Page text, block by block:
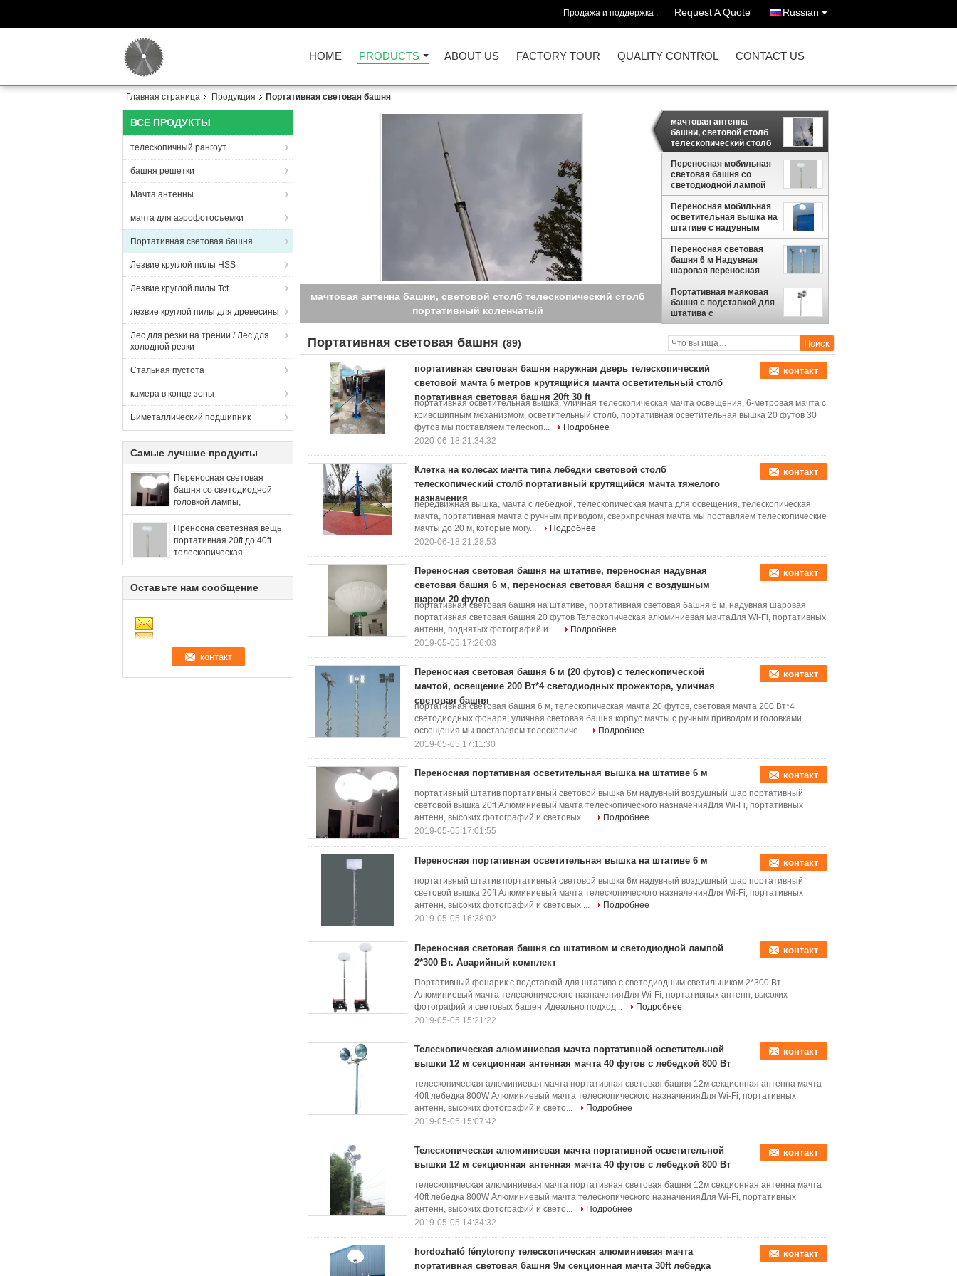
Продажа и поддержка : Request A Quote Russian
HOME PRODUCTS ABOUT US FACTORY TOUR QUALITY CONTROL CONTACT US
Главная страница Продукция Портативная световая башня
ВСЕ ПРОДУКТЫ
телескопичный рангоут
башня решетки
Мачта антенны
мачта для аэрофотосъемки
Портативная световая башня
Лезвие круглой пилы HSS
Лезвие круглой пилы Tct
лезвие круглой пилы для древесины
Лес для резки на трении / Лес для
холодной резки
Стальная пустота
камера в конце зоны
Биметаллический подшипник
Самые лучшие продукты
Переносная световая
башня со светодиодной
головкой лампы,
портативная световая
башня, осветительная
лебедка, высота подъема
6 метров, портативная
световая башня
Преносна светезная вещь
портативная 20ft до 40ft
телескопическая
алюминиевая мачта
световая башня 6m
мобильный штатив мачты
лебедки до 800W
Оставьте нам сообщение
Переносная мобильная световая башня со светодиодной лампой
2*300 Вт Аварийное электрическое мобильное солнечное освещение
мачтовая антенна
башни, световой столб
телескопический столб
портативный
коленчатый
Переносная мобильная
световая башня со
светодиодной лампой
2*300 Вт Аварийное
электрическое
мобильное солнечное
освещение 24 В
Переносная мобильная
осветительная вышка на
штативе с надувным
баллоном 6 м
Переносная световая
башня 6 м Надувная
шаровая переносная
световая башня 20
футов, установленная
на штативе
Портативная маяковая
башня с подставкой для
штатива с
светодиодным
светильником 2*300 Вт.
Портативная световая башня (89)
портативная световая башня наружная дверь телескопический
световой мачта 6 метров крутящийся мачта осветительный столб
портативная световая башня 20ft 30 ft
контакт
портативная осветительная вышка, уличная телескопическая мачта освещения, 6-метровая мачта с
кривошипным механизмом, осветительный столб, портативная осветительная вышка 20 футов 30
футов мы поставляем телескоп...
Подробнее
2020-06-18 21:34:32
Клетка на колесах мачта типа лебедки световой столб
телескопический столб портативный крутящийся мачта тяжелого
назначения
контакт
передвижная вышка, мачта с лебедкой, телескопическая мачта для освещения, телескопическая
мачта, портативная мачта с ручным приводом, сверхпрочная мачта мы поставляем телескопические
мачты до 20 м, которые могу...
Подробнее
2020-06-18 21:28:53
Переносная световая башня на штативе, переносная надувная
световая башня 6 м, переносная световая башня с воздушным
шаром 20 футов
контакт
портативная световая башня на штативе, портативная световая башня 6 м, надувная шаровая
портативная световая башня 20 футов Телескопическая алюминиевая мачтаДля Wi-Fi, портативных
антенн, поднятых фотографий и ...
Подробнее
2019-05-05 17:26:03
Переносная световая башня 6 м (20 футов) с телескопической
мачтой, освещение 200 Вт*4 светодиодных прожектора, уличная
световая башня
контакт
портативная световая башня 6 м, телескопическая мачта 20 футов, световая мачта 200 Вт*4
светодиодных фонаря, уличная световая башня корпус мачты с ручным приводом и головками
освещения мы поставляем телескопиче...
Подробнее
2019-05-05 17:11:30
Переносная портативная осветительная вышка на штативе 6 м контакт
портативный штатив портативный световой вышка 6м надувный воздушный шар портативный
световой вышка 20ft Алюминиевый мачта телескопического назначенияДля Wi-Fi, портативных
антенн, высоких фотографий и световых ...
Подробнее
2019-05-05 17:01:55
Переносная портативная осветительная вышка на штативе 6 м контакт
портативный штатив портативный световой вышка 6м надувный воздушный шар портативный
световой вышка 20ft Алюминиевый мачта телескопического назначенияДля Wi-Fi, портативных
антенн, высоких фотографий и световых ...
Подробнее
2019-05-05 16:38:02
Переносная световая башня со штативом и светодиодной лампой
2*300 Вт. Аварийный комплект
контакт
Портативный фонарик с подставкой для штатива с светодиодным светильником 2*300 Вт.
Алюминиевый мачта телескопического назначенияДля Wi-Fi, портативных антенн, высоких
фотографий и световых башен Идеально подход...
Подробнее
2019-05-05 15:21:22
Телескопическая алюминиевая мачта портативной осветительной
вышки 12 м секционная антенная мачта 40 футов с лебедкой 800 Вт
контакт
телескопическая алюминиевая мачта портативная световая башня 12м секционная антенна мачта
40ft лебедка 800W Алюминиевый мачта телескопического назначенияДля Wi-Fi, портативных
антенн, высоких фотографий и свето...
Подробнее
2019-05-05 15:07:42
Телескопическая алюминиевая мачта портативной осветительной
вышки 12 м секционная антенная мачта 40 футов с лебедкой 800 Вт
контакт
телескопическая алюминиевая мачта портативная световая башня 12м секционная антенна мачта
40ft лебедка 800W Алюминиевый мачта телескопического назначенияДля Wi-Fi, портативных
антенн, высоких фотографий и свето...
Подробнее
2019-05-05 14:34:32
hordozható fénytorony телескопическая алюминиевая мачта
портативная световая башня 9м секционная мачта 30ft лебедка
контакт